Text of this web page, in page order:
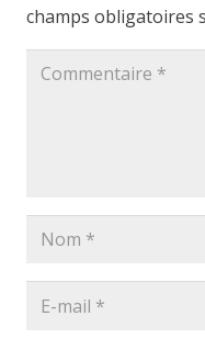
champs obligatoires